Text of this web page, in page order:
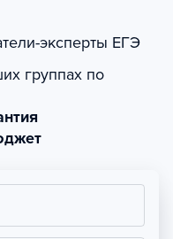
эксперты ЕГЭ
группах по